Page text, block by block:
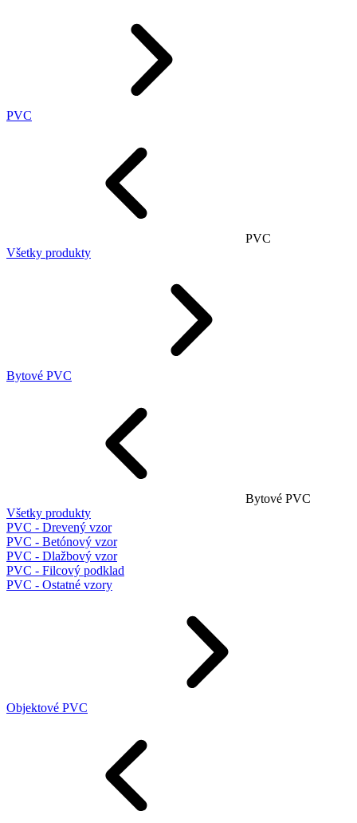
PVC
PVC
Všetky produkty
Bytové PVC
Bytové PVC
Všetky produkty
PVC - Drevený vzor
PVC - Betónový vzor
PVC - Dlažbový vzor
PVC - Filcový podklad
PVC - Ostatné vzory
Objektové PVC